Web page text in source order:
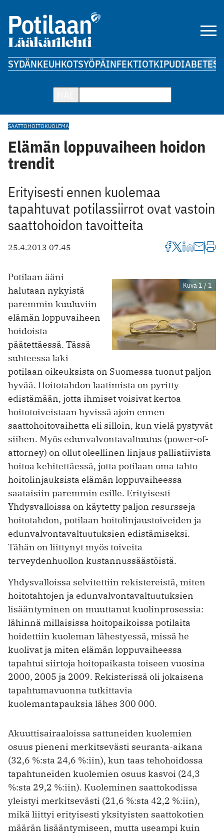
SYDÄNKEUHKOTSYÖPÄINFEKTIOTKIPUDIABETES
SAATTOHOITOKUOLEMA
Elämän loppuvaiheen hoidon
trendit
Erityisesti ennen kuolemaa
tapahtuvat potilassiirrot ovat vastoin
saattohoidon tavoitteita
25.4.2013 07.45
Kuva 1 / 1
Potilaan ääni
halutaan nykyistä
paremmin kuuluviin
elämän loppuvaiheen
hoidoista
päätettäessä. Tässä
suhteessa laki
potilaan oikeuksista on Suomessa tuonut paljon
hyvää. Hoitotahdon laatimista on pyritty
edistämään, jotta ihmiset voisivat kertoa
hoitotoiveistaan hyvissä ajoin ennen
saattohoitovaihetta eli silloin, kun vielä pystyvät
siihen. Myös edunvalvontavaltuutus (power-of-
attorney) on ollut oleellinen linjaus palliatiivista
hoitoa kehitettäessä, jotta potilaan oma tahto
hoitolinjauksista elämän loppu­vaiheessa
saataisiin paremmin esille. Erityisesti
Yhdysvalloissa on käytetty paljon resursseja
hoitotahdon, potilaan hoitolinjaustoiveiden ja
edunvalvontavaltuutuksien edistämiseksi.
Tähän on liittynyt myös toiveita
terveydenhuollon kustannussäästöistä.
Yhdysvalloissa selvitettiin rekistereistä, miten
hoitotahtojen ja edunvalvontavaltuutuksien
lisääntyminen on muuttanut kuolinprosessia:
lähinnä millaisissa hoitopaikoissa potilaita
hoidettiin kuoleman lähestyessä, missä he
kuolivat ja miten elämän loppuvaiheessa
tapahtui siirtoja hoitopaikasta toiseen vuosina
2000, 2005 ja 2009. Rekisterissä oli jokaisena
tapahtumavuonna tutkittavia
kuolemantapauksia lähes 300 000.
Akuuttisairaaloissa sattuneiden kuolemien
osuus pieneni merkitsevästi seuranta-aikana
(32,6 %:sta 24,6 %:iin), kun taas tehohoidossa
tapahtuneiden kuolemien osuus kasvoi (24,3
%:sta 29,2 %:iin). Kuoleminen saattokodissa
yleistyi merkitsevästi (21,6 %:sta 42,2 %:iin),
mikä liittyi erityisesti yksityisten saattokotien
määrän lisääntymiseen, mutta useampi kuin